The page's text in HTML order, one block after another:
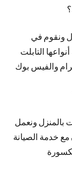
ونقوم في
التابلت
والفيس بوك
بالمنزل ونعمل
خدمة الصيانة